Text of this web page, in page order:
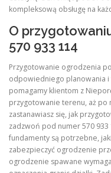
kompleksową obsługę na
O
570 933 114
Przygotowanie ogrodzenia
odpowiedniego planowania i
pomagamy klientom z
przygotowanie terenu, aż po
zastanawiasz się, jak
zadzwoń pod numer 570 933
fundamenty są potrzebne,
zabezpieczyć ogrodzenie
ogrodzenie spawane